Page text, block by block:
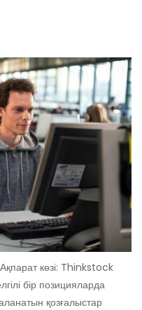
көзі: Thinkstock
бір позицияларда
қозғалыстар